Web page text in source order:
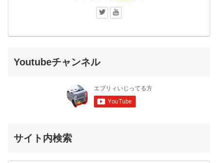
Youtubeチャンネル
サイト内検索